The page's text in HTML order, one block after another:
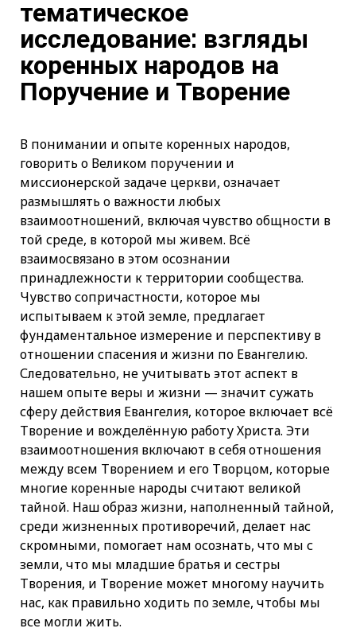
тематическое
исследование: взгляды
коренных народов на
Поручение и Творение
В понимании и опыте коренных народов,
говорить о Великом поручении и
миссионерской задаче церкви, означает
размышлять о важности любых
взаимоотношений, включая чувство общности в
той среде, в которой мы живем. Всё
взаимосвязано в этом осознании
принадлежности к территории сообщества.
Чувство сопричастности, которое мы
испытываем к этой земле, предлагает
фундаментальное измерение и перспективу в
отношении спасения и жизни по Евангелию.
Следовательно, не учитывать этот аспект в
нашем опыте веры и жизни — значит сужать
сферу действия Евангелия, которое включает всё
Творение и вожделённую работу Христа. Эти
взаимоотношения включают в себя отношения
между всем Творением и его Творцом, которые
многие коренные народы считают великой
тайной. Наш образ жизни, наполненный тайной,
среди жизненных противоречий, делает нас
скромными, помогает нам осознать, что мы с
земли, что мы младшие братья и сестры
Творения, и Творение может многому научить
нас, как правильно ходить по земле, чтобы мы
все могли жить.